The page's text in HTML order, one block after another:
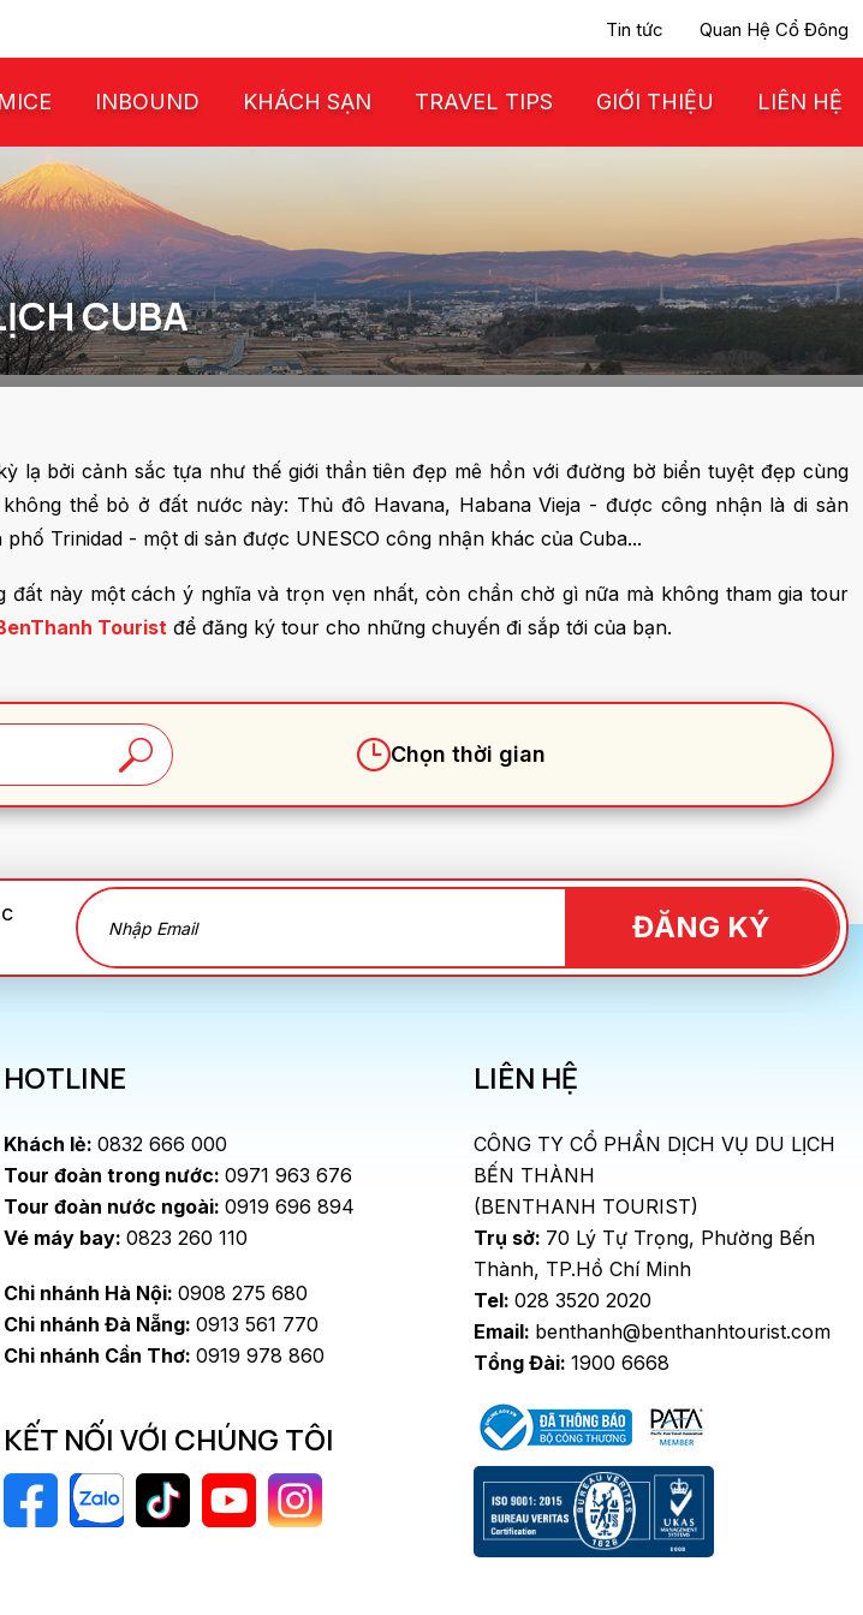
Tin tức Quan Hệ Cổ Đông
INBOUND KHÁCH SẠN TRAVEL TIPS GIỚI THIỆU LIÊN HỆ
CUBA
lạ bởi cảnh sắc tựa như thế giới thần tiên đẹp mê hồn với đường bờ biển tuyệt đẹp cùng
thể bỏ ở đất nước này: Thủ đô Havana, Habana Vieja - được công nhận là di sản
Trinidad - một di sản được UNESCO công nhận khác của Cuba...
đất này một cách ý nghĩa và trọn vẹn nhất, còn chần chờ gì nữa mà không tham gia tour
Tourist để đăng ký tour cho những chuyến đi sắp tới của bạn.
ĐĂNG KÝ
HOTLINE
Khách lẻ: 0832 666 000
Tour đoàn trong nước: 0971 963 676
Tour đoàn nước ngoài: 0919 696 894
Vé máy bay: 0823 260 110
Chi nhánh Hà Nội: 0908 275 680
Chi nhánh Đà Nẵng: 0913 561 770
Chi nhánh Cần Thơ: 0919 978 860
KẾT NỐI VỚI CHÚNG TÔI
LIÊN HỆ
CÔNG TY CỔ PHẦN DỊCH VỤ DU LỊCH
BẾN THÀNH
(BENTHANH TOURIST)
Trụ sở: 70 Lý Tự Trọng, Phường Bến
Thành, TP.Hồ Chí Minh
Tel: 028 3520 2020
Email: benthanh@benthanhtourist.com
Tổng Đài: 1900 6668